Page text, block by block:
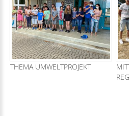
THEMA UMWELTPROJEKT